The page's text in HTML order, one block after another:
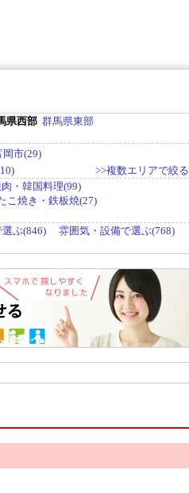
県西部 群馬県東部
岡市(29)
>>複数エリアで絞る
・韓国料理(99)
こ焼き・鉄板焼(27)
ぶ(846)
雰囲気・設備で選ぶ(768)